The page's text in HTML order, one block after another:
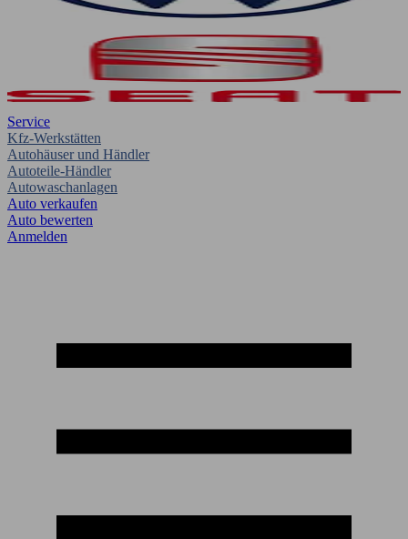
Service
Kfz-Werkstätten
Autohäuser und Händler
Autoteile-Händler
Autowaschanlagen
Auto verkaufen
Auto bewerten
Anmelden